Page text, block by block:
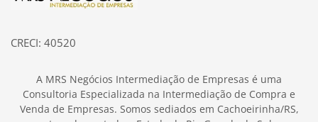
CRECI: 40520
A MRS Negócios Intermediação de Empresas é uma
Consultoria Especializada na Intermediação de Compra e
Venda de Empresas. Somos sediados em Cachoeirinha/RS,